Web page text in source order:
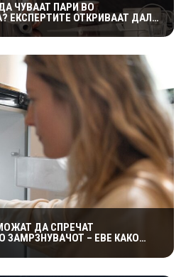
ЧУВААТ ПАРИ ВО
ЕКСПЕРТИТЕ ОТКРИВААТ ДАЛИ
ДА СПРЕЧАТ
– ЕВЕ КАКО
ТРИК